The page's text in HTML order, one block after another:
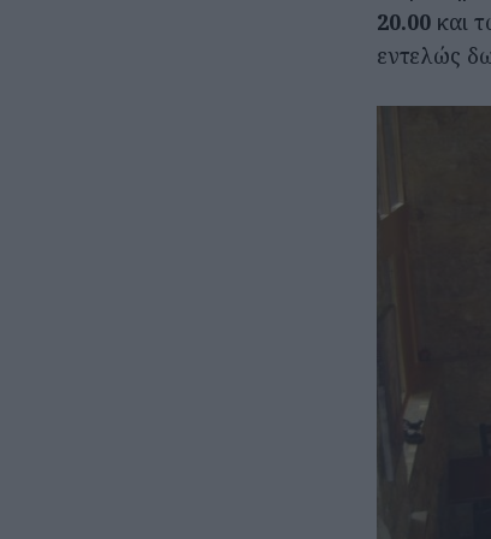
20.00και
εντελώς